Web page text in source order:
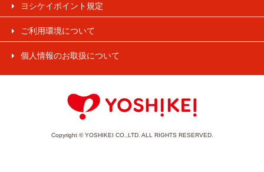
ヨシケイポイント規定
ご利用環境について
個人情報のお取扱について
Copyright © YOSHIKEI CO.,LTD. ALL RIGHTS RESERVED.